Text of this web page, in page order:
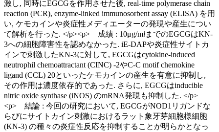
激し, 同時にEGCGを作用させた後, real-time polymerase chain
reaction (PCR), enzyme-linked immunosorbent assay (ELISA) を用
い, ケモカインや炎症性メディエーターの発現や産生につい
て解析を行った. </p><p> 成績 : 10μg/mlまでのEGCGはKN-
3への細胞障害性を認めなかった. iE-DAPや炎症性サイトカ
インで刺激したKN-3に対して, EGCGはcytokine-induced
neutrophil chemoattractant (CINC) -2やC-C motif chemokine
ligand (CCL) 20といったケモカインの産生を有意に抑制し,
その作用は濃度依存的であった. さらに, EGCGはinducible
nitric oxide synthase (iNOS) のmRNA発現も抑制した. </p>
<p> 結論 : 今回の研究において, EGCGがNOD1リガンドな
らびにサイトカイン刺激におけるラット象牙芽細胞様細胞
(KN-3) の種々の炎症性反応を抑制することが明らかとなっ